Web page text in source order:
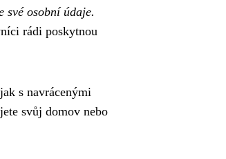
své osobní údaje.
rádi poskytnou
s navrácenými
svůj domov nebo